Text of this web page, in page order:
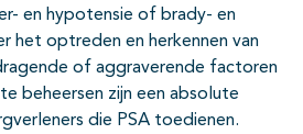
en hypotensie of brady- en
het optreden en herkennen van
of aggraverende factoren
beheersen zijn een absolute
die PSA toedienen.